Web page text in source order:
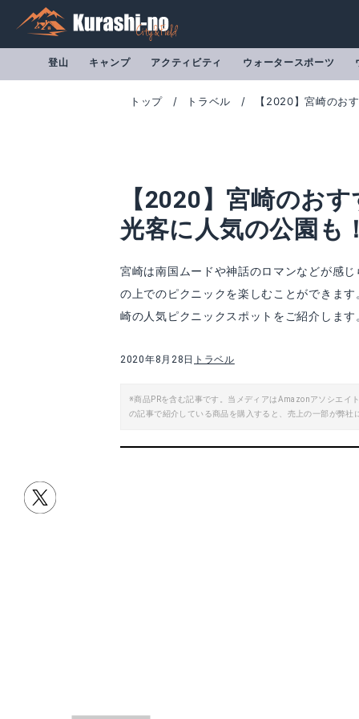
登山 キャンプ アクティビティ ウォータースポーツ
トップ トラベル 【2020】宮崎のお
【2020】宮崎のお
光客に人気の公園も！
宮崎は南国ムードや神話のロマンなどが感
の上でのピクニックを楽しむことができま
崎の人気ピクニックスポットをご紹介します
2020年8月28日 トラベル
※商品PRを含む記事です。当メディアはAmazonアソシエイ
の記事で紹介している商品を購入すると、売上の一部が弊社